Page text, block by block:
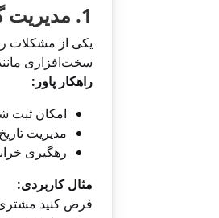
1. مدیریت گارانتی و خدمات پس از فروش
یکی از مشکلات
سخت‌افزاری
راهکار پاور:
امکان ثبت
مدیریت
رهگیری
مثال کاربردی: